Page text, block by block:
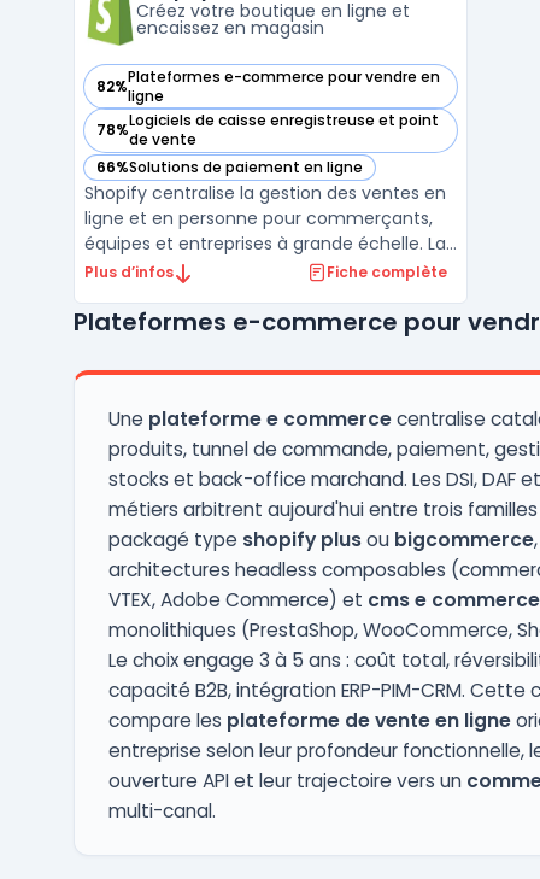
Créez votre boutique en ligne et
encaissez en magasin
82%Plateformes e-commerce pour vendre en
ligne
— voir Shopify dans cette catégorie
78%Logiciels de caisse enregistreuse et point
de vente
— voir Shopify dans cette catégorie
66%Solutions de paiement en ligne
— voir Shopify dans cette catégorie
Shopify centralise la gestion des ventes en
ligne et en personne pour commerçants,
équipes et entreprises à grande échelle. La
plateforme Shopify cible l’ouverture et la
organisant la synchronisation des stocks et
omnicanale ...
Plus d’infos Fiche complète
Plateformes e-commerce pour
Une plateforme e commercecentralise
produits, tunnel de commande, paiement,
stocks et back-office marchand. Les DSI, DAF
métiers arbitrent aujourd'hui entre trois familles
packagé type shopify plusou bigcommerce,
architectures headless composables
VTEX, Adobe Commerce) et cms e commerce
monolithiques (PrestaShop, WooCommerce,
Le choix engage 3 à 5 ans : coût total,
capacité B2B, intégration ERP-PIM-CRM. Cette
compare les plateforme de vente en ligne
entreprise selon leur profondeur fonctionnelle,
ouverture API et leur trajectoire vers un
multi-canal.